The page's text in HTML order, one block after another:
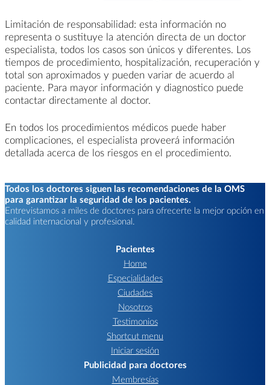
Limitación de responsabilidad: esta información no
representa o sustituye la atención directa de un doctor
especialista, todos los casos son únicos y diferentes. Los
tiempos de procedimiento, hospitalización, recuperación y
total son aproximados y pueden variar de acuerdo al
paciente. Para mayor información y diagnostico puede
contactar directamente al doctor.
En todos los procedimientos médicos puede haber
complicaciones, el especialista proveerá información
detallada acerca de los riesgos en el procedimiento.
Todos los doctores siguen las recomendaciones de la OMS
para garantizar la seguridad de los pacientes.
Entrevistamos a miles de doctores para ofrecerte la mejor opción en
calidad internacional y profesional.
Pacientes
Home
Especialidades
Ciudades
Nosotros
Testimonios
Shortcut menu
Iniciar sesión
Publicidad para doctores
Membresías